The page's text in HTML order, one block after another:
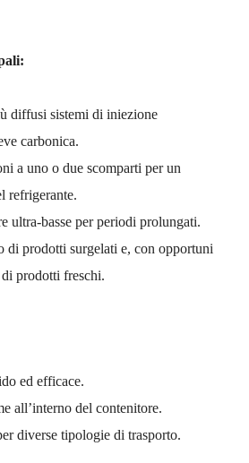
diffusi sistemi di iniezione
carbonica.
a uno o due scomparti per un
refrigerante.
ultra-basse per periodi prolungati.
di prodotti surgelati e, con opportuni
prodotti freschi.
ed efficace.
all’interno del contenitore.
diverse tipologie di trasporto.